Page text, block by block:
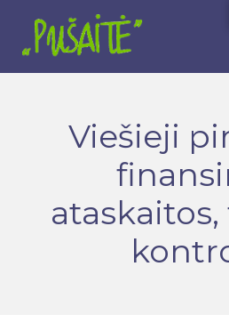
content
Viešieji